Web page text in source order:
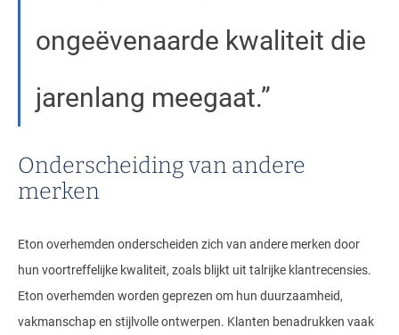
ongeëvenaarde kwaliteit die
jarenlang meegaat.
Onderscheiding van andere
merken
Eton overhemden onderscheiden zich van andere merken door
hun voortreffelijke kwaliteit, zoals blijkt uit talrijke klantrecensies.
Eton overhemden worden geprezen om hun duurzaamheid,
vakmanschap en stijlvolle ontwerpen. Klanten benadrukken vaak